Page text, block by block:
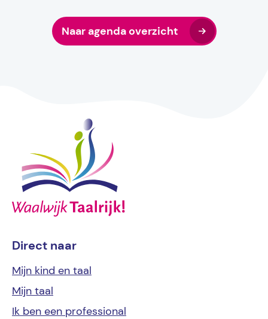
Naar agenda overzicht
Direct naar
Mijn kind en taal
Mijn taal
Ik ben een professional